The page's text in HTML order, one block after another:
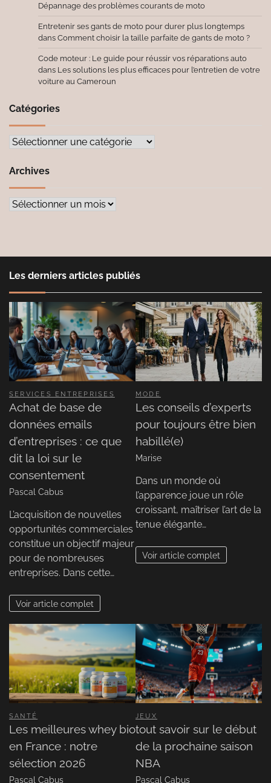
Dépannage des problèmes courants de moto
Entretenir ses gants de moto pour durer plus longtemps
dans Comment choisir la taille parfaite de gants de moto ?
Code moteur : Le guide pour réussir vos réparations auto
dans Les solutions les plus efficaces pour l’entretien de votre
voiture au Cameroun
Catégories
Catégories
Archives
Archives
Les derniers articles publiés
SERVICES ENTREPRISES
Achat de base de
données emails
d’entreprises : ce que
dit la loi sur le
consentement
Pascal Cabus
L’acquisition de nouvelles
opportunités commerciales
constitue un objectif majeur
pour de nombreuses
entreprises. Dans cette…
Voir article complet
MODE
Les conseils d’experts
pour toujours être bien
habillé(e)
Marise
Dans un monde où
l’apparence joue un rôle
croissant, maîtriser l’art de la
tenue élégante…
Voir article complet
SANTÉ
Les meilleures whey bio
en France : notre
sélection 2026
Pascal Cabus
JEUX
tout savoir sur le début
de la prochaine saison
NBA
Pascal Cabus